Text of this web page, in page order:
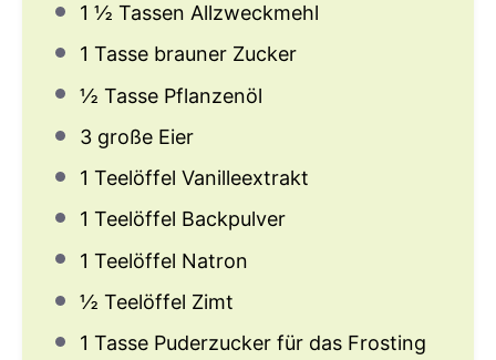
1 ½ Tassen Allzweckmehl
1 Tasse brauner Zucker
½ Tasse Pflanzenöl
3 große Eier
1 Teelöffel Vanilleextrakt
1 Teelöffel Backpulver
1 Teelöffel Natron
½ Teelöffel Zimt
1 Tasse Puderzucker für das Frosting